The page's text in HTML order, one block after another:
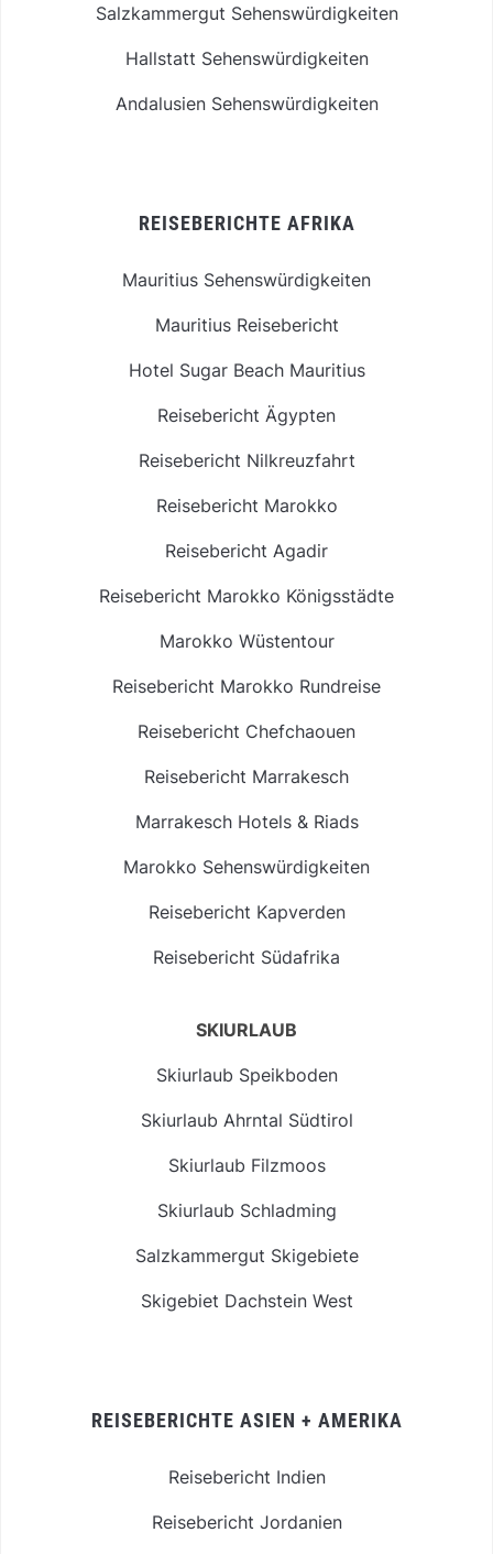
Salzkammergut Sehenswürdigkeiten
Hallstatt Sehenswürdigkeiten
Andalusien Sehenswürdigkeiten
REISEBERICHTE AFRIKA
Mauritius Sehenswürdigkeiten
Mauritius Reisebericht
Hotel Sugar Beach Mauritius
Reisebericht Ägypten
Reisebericht Nilkreuzfahrt
Reisebericht Marokko
Reisebericht Agadir
Reisebericht Marokko Königsstädte
Marokko Wüstentour
Reisebericht Marokko Rundreise
Reisebericht Chefchaouen
Reisebericht Marrakesch
Marrakesch Hotels & Riads
Marokko Sehenswürdigkeiten
Reisebericht Kapverden
Reisebericht Südafrika
SKIURLAUB
Skiurlaub Speikboden
Skiurlaub Ahrntal Südtirol
Skiurlaub Filzmoos
Skiurlaub Schladming
Salzkammergut Skigebiete
Skigebiet Dachstein West
REISEBERICHTE ASIEN + AMERIKA
Reisebericht Indien
Reisebericht Jordanien